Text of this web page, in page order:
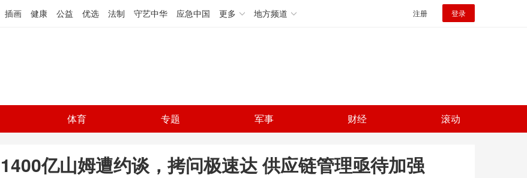
插画 健康 公益 优选 法制 守艺中华 应急中国 更多 地方频道 注册 登录
体育 专题 军事 财经 滚动
1400亿山姆遭约谈，拷问极速达 供应链管理亟待加强